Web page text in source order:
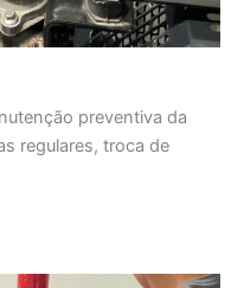
preventiva da
regulares, troca de